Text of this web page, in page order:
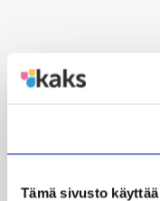
Tämä sivusto